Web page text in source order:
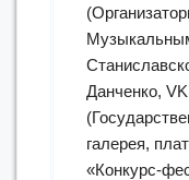
Данченко,
галерея,
«Конкурс-